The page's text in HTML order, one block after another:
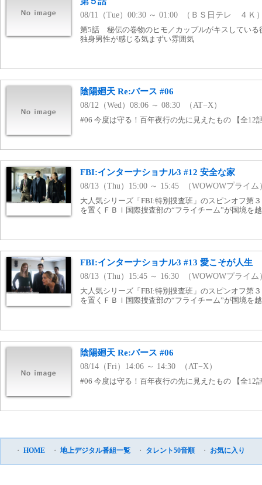
08/11（Tue）00:30 ～ 01:00 （ＢＳ日テレ ４Ｋ
第5話 秘伝の巻物のヒモ／カップルがキスしている
独身男性が感じる気まずい雰囲気
陰陽廻天 Re:バース #06
08/12（Wed）08:06 ～ 08:30 （AT−X）
#06 今度は守る！百年夜行の先に見えたもの 【全12
FBI:インターナショナル3 #12 安全な家
08/13（Thu）15:00 ～ 15:45 （WOWOWプライム
大人気シリーズ「FBI:特別捜査班」のスピンオフ第
を置くＦＢＩ国際捜査部の“フライチーム”が国境を
FBI:インターナショナル3 #13 愛こそが人生
08/13（Thu）15:45 ～ 16:30 （WOWOWプライム
大人気シリーズ「FBI:特別捜査班」のスピンオフ第
を置くＦＢＩ国際捜査部の“フライチーム”が国境を
陰陽廻天 Re:バース #06
08/14（Fri）14:06 ～ 14:30 （AT−X）
#06 今度は守る！百年夜行の先に見えたもの 【全12
・ HOME ・ 地上デジタル番組一覧 ・ タレント50音順 ・ お気に入り